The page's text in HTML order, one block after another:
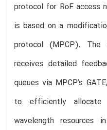
protocol for RoF access
is based on a
protocol (MPCP). The
receives detailed
queues via MPCP’s
to efficiently
wavelength resources